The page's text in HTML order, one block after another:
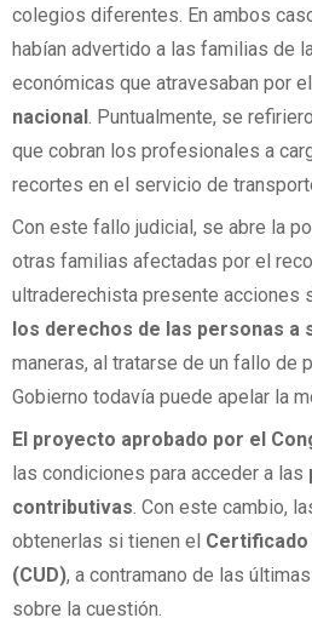
colegios diferentes. En ambos
habían advertido a las familias de
económicas que atravesaban por el
nacional . Puntualmente, se
que cobran los profesionales a
recortes en el servicio de
Con este fallo judicial, se abre la
otras familias afectadas por el
ultraderechista presente acciones
los derechos de las personas a
maneras, al tratarse de un fallo de
Gobierno todavía puede apelar la
El proyecto aprobado por el
las condiciones para acceder a las
contributivas. Con este cambio,
obtenerlas si tienen el Certificado
(CUD), a contramano de las
sobre la cuestión.